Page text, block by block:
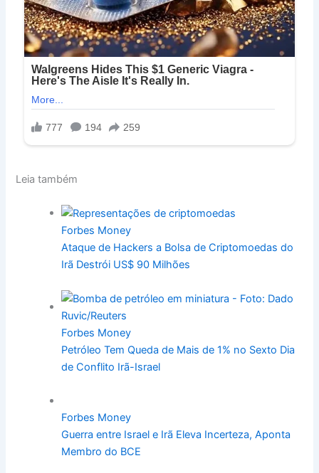
Leia também
Forbes Money
Ataque de Hackers a Bolsa de Criptomoedas do
Irã Destrói US$ 90 Milhões
Forbes Money
Petróleo Tem Queda de Mais de 1% no Sexto Dia
de Conflito Irã-Israel
Forbes Money
Guerra entre Israel e Irã Eleva Incerteza, Aponta
Membro do BCE